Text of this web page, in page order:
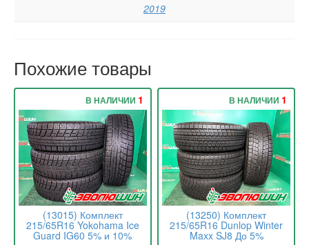
2019
Похожие товары
(13015) Комплект
215/65R16 Yokohama Ice
Guard IG60 5% и 10%
В НАЛИЧИИ 1
(13250) Комплект
215/65R16 Dunlop Winter
Maxx SJ8 До 5%
В НАЛИЧИИ 1